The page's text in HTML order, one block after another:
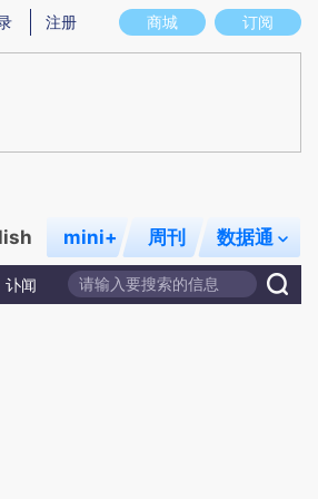
图存在偏差。不代表财新观点和立场。推荐点击
商城 订阅
注册
mini+ 周刊 数据通
讣闻